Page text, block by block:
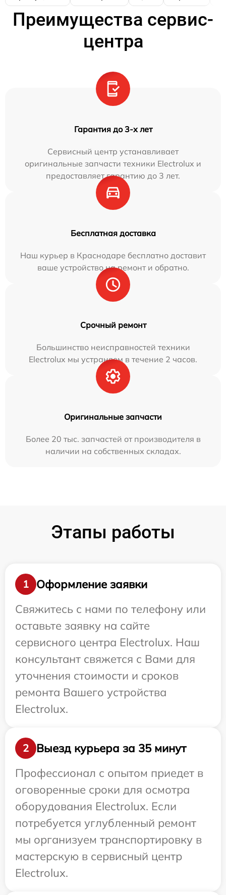
Преимущества сервис-
центра
Гарантия до 3-х лет
Сервисный центр устанавливает
оригинальные запчасти техники Electrolux и
предоставляет гарантию до 3 лет.
Бесплатная доставка
Наш курьер в Краснодаре бесплатно доставит
ваше устройство на ремонт и обратно.
Срочный ремонт
Большинство неисправностей техники
Electrolux мы устраняем в течение 2 часов.
Оригинальные запчасти
Более 20 тыс. запчастей от производителя в
наличии на собственных складах.
Этапы работы
1
Оформление заявки
Свяжитесь с нами по телефону или
оставьте заявку на сайте
сервисного центра Electrolux. Наш
консультант свяжется с Вами для
уточнения стоимости и сроков
ремонта Вашего устройства
Electrolux.
2
Выезд курьера за 35 минут
Профессионал с опытом приедет в
оговоренные сроки для осмотра
оборудования Electrolux. Если
потребуется углубленный ремонт
мы организуем транспортировку в
мастерскую в сервисный центр
Electrolux.